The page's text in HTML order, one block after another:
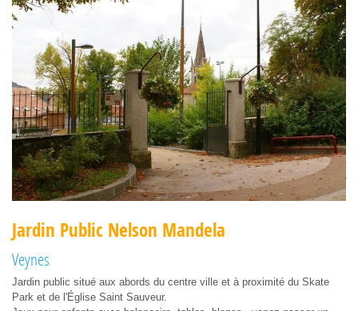
Jardin Public Nelson Mandela
Veynes
Jardin public situé aux abords du centre ville et à proximité du Skate
Park et de l'Église Saint Sauveur.